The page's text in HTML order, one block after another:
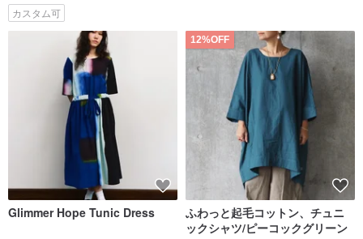
カスタム可
Glimmer Hope Tunic Dress
12%OFF
ふわっと起毛コットン、チュニ
ックシャツ/ピーコックグリーン